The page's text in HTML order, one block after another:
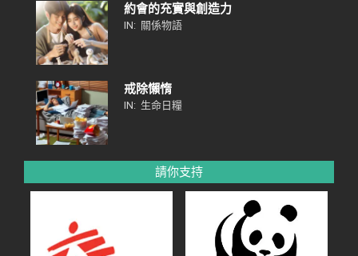
約會的充實與創造力
IN: 關係物語
戒除懶惰
IN: 生命日糧
請你支持